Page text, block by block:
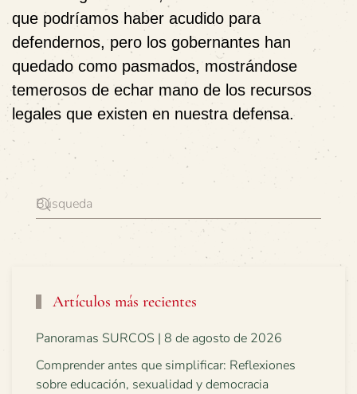
que podríamos haber acudido para
defendernos, pero los gobernantes han
quedado como pasmados, mostrándose
temerosos de echar mano de los recursos
legales que existen en nuestra defensa.
Artículos más recientes
Panoramas SURCOS | 8 de agosto de 2026
Comprender antes que simplificar: Reflexiones
sobre educación, sexualidad y democracia